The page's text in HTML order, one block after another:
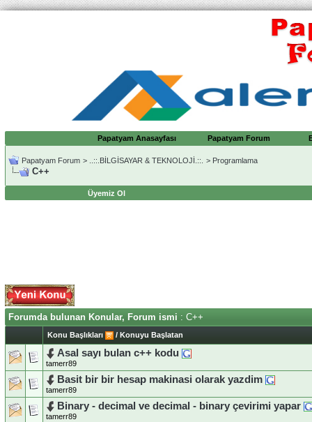
Papatyam Anasayfası Papatyam Forum
Papatyam Forum > ..::.BİLGİSAYAR & TEKNOLOJİ.::. > Programlama
C++
Üyemiz Ol
Forumda bulunan Konular, Forum ismi : C++
Konu Başlıkları / Konuyu Başlatan
Asal sayı bulan c++ kodu
tamerr89
Basit bir bir hesap makinasi olarak yazdim
tamerr89
Binary - decimal ve decimal - binary çevirimi yapar
tamerr89